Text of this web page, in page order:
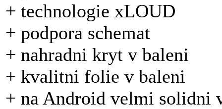
+ technologie xLOUD
+ podpora schemat
+ nahradni kryt v baleni
+ kvalitni folie v baleni
+ na Android velmi solidni